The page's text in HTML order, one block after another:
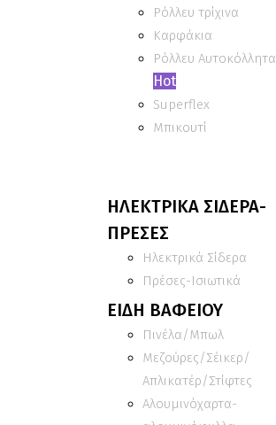
Ρόλλευ τρίχινα
Καρφάκια
Ρόλλευ Αυτοκόλλητα
Hot
Superflex
Μπικουτί
ΗΛΕΚΤΡΙΚΑ ΣΙΔΕΡΑ-
ΠΡΕΣΕΣ
Ηλεκτρικά Σίδερα
Πρέσες-Ισιωτικά
ΕΙΔΗ ΒΑΦΕΙΟΥ
Πινέλα/Μπωλ
Μεζούρες/Σέικερ/
Απλικατέρ/Στίφτες
Αλουμινόχαρτα-